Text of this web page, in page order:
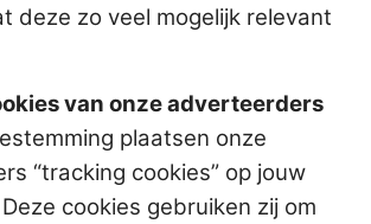
deze zo veel mogelijk relevant
van onze adverteerders
plaatsen onze
“tracking cookies” op jouw
cookies gebruiken zij om